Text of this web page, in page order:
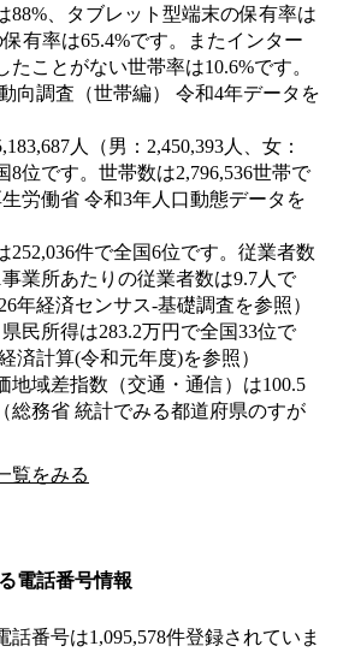
88%、タブレット型端末の保有率は
有率は65.4%です。またインター
たことがない世帯率は10.6%です。
向調査（世帯編） 令和4年データを
人（男：2,450,393人、女：
8位です。世帯数は2,796,536世帯で
労働省 令和3年人口動態データを
252,036件で全国6位です。従業者数
事業所あたりの従業者数は9.7人で
年経済センサス‐基礎調査を参照）
民所得は283.2万円で全国33位で
済計算(令和元年度)を参照）
地域差指数（交通・通信）は100.5
総務省 統計でみる都道府県のすが
覧をみる
電話番号情報
話番号は1,095,578件登録されていま